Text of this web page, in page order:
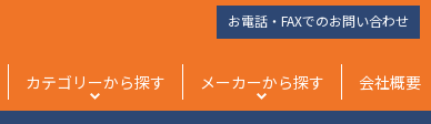
お電話・FAXでのお問い合わせ
カテゴリーから探す メーカーから探す 会社概要